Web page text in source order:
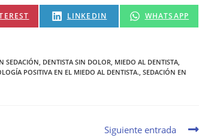
LINKEDIN WHATSAPP
SEDACIÓN DENTISTA SIN DOLOR MIEDO AL DENTISTA
POSITIVA EN EL MIEDO AL DENTISTA. SEDACIÓN EN
Siguiente entrada